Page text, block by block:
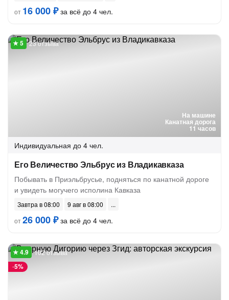
от 16 000 ₽за всё до 4 чел.
На машине
Канатная дорога
11 часов
23 отзыва
Индивидуальная до 4 чел.
Его Величество Эльбрус из Владикавказа
Побывать в Приэльбрусье, подняться по канатной дороге
и увидеть могучего исполина Кавказа
Завтра в 08:00
9 авг в 08:00
от26 000 ₽за всё до 4 чел.
-5%
102 отзыва